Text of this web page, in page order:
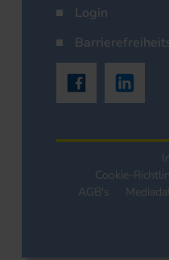
Login
Cookie-
AGB's